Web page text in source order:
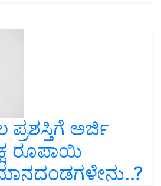
ಪ್ರಶಸ್ತಿಗೆ ಅರ್ಜಿ
ರೂಪಾಯಿ